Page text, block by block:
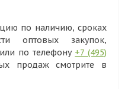
по наличию, сроках
оптовых закупок,
или по телефону +7 (495)
продаж смотрите в